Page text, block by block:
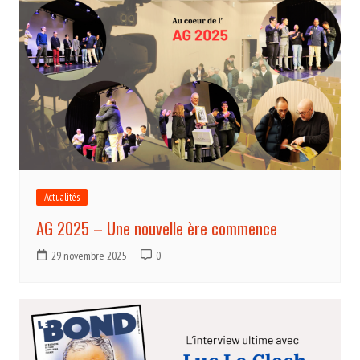
Actualités
AG 2025 – Une nouvelle ère commence
29 novembre 2025 0